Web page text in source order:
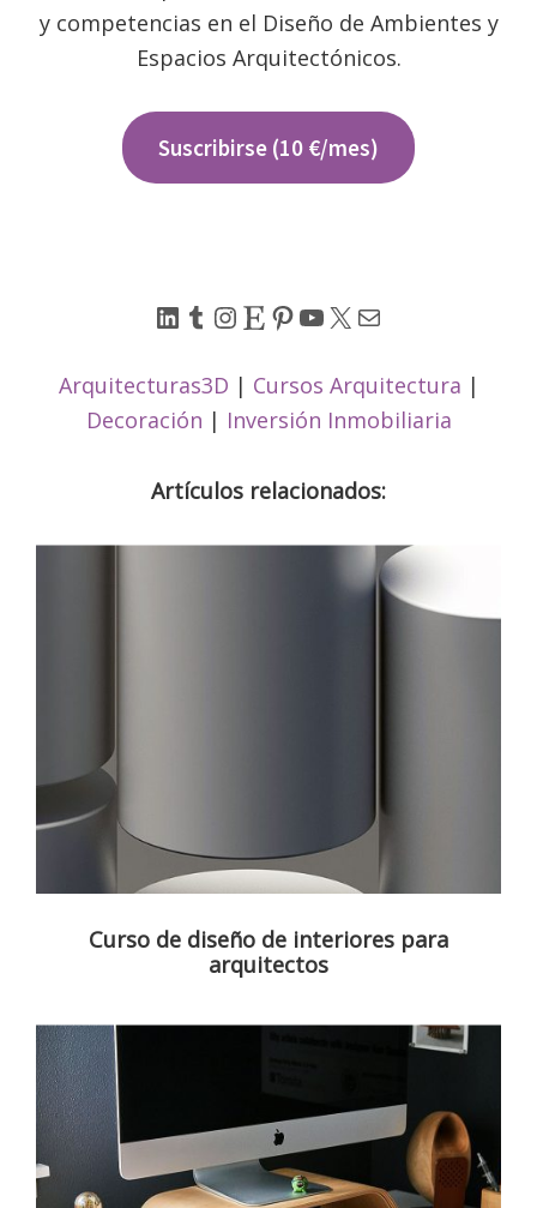
y competencias en el Diseño de Ambientes y
Espacios Arquitectónicos.
Suscribirse (10 €/mes)
LinkedIn
Tumblr
Instagram
EtsyPinterest
YouTube
X Correo electrónico
Arquitecturas3D | Cursos Arquitectura |
Decoración | Inversión Inmobiliaria
Artículos relacionados:
Curso de diseño de interiores para
arquitectos